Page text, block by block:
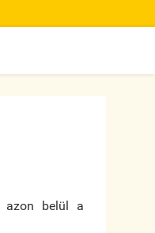
azon belül a